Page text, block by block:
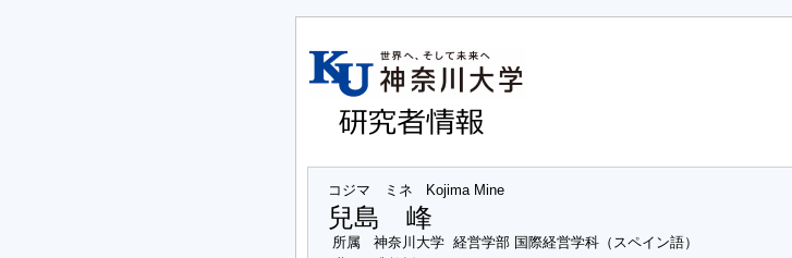
コジマ ミネ Kojima Mine
兒島 峰
所属
神奈川大学 経営学部 国際経営学科（スペイン語）